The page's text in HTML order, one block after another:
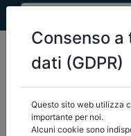
MEF FINANZA
CORTE DEI CONTI E
Consenso
dati (GDPR)
Questo sito web utilizza
importante per noi.
Alcuni cookie sono